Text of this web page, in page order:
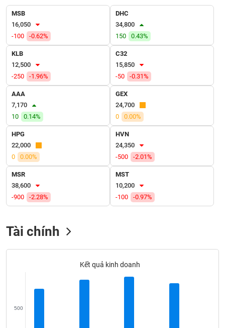
MSB
16,050
-100
-0.62%
DHC
34,800
150
0.43%
KLB
12,500
-250
-1.96%
C32
15,850
-50
-0.31%
AAA
7,170
10
0.14%
GEX
24,700
0
0.00%
HPG
22,000
0
0.00%
HVN
24,350
-500
-2.01%
MSR
38,600
-900
-2.28%
MST
10,200
-100
-0.97%
Tài chính
Kết quả kinh doanh
500
VỤ
TRUYỀN
THÔNG
TIỆN
ÍCH
BẤT
ĐỘNG
SẢN
Mã
chứng
khoán
(-)
Tất cả Cổ phiếu
Tất cả